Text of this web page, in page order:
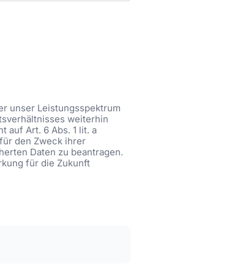
unser Leistungsspektrum
weiterhin
auf Art. 6 Abs. 1 lit. a
den Zweck ihrer
Daten zu beantragen.
für die Zukunft